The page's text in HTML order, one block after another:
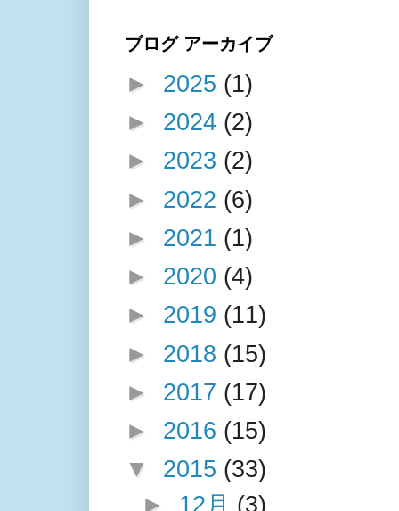
ブログ アーカイブ
► 2025 (1)
► 2024 (2)
► 2023 (2)
► 2022 (6)
► 2021 (1)
► 2020 (4)
► 2019 (11)
► 2018 (15)
► 2017 (17)
► 2016 (15)
▼ 2015 (33)
► 12月 (3)